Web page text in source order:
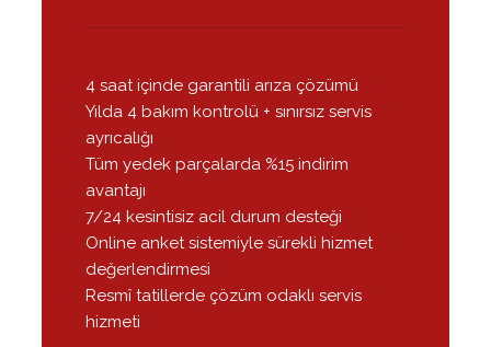
4 saat içinde garantili arıza çözümü
Yılda 4 bakım kontrolü + sınırsız servis
ayrıcalığı
Tüm yedek parçalarda %15 indirim
avantajı
7/24 kesintisiz acil durum desteği
Online anket sistemiyle sürekli hizmet
değerlendirmesi
Resmî tatillerde çözüm odaklı servis
hizmeti